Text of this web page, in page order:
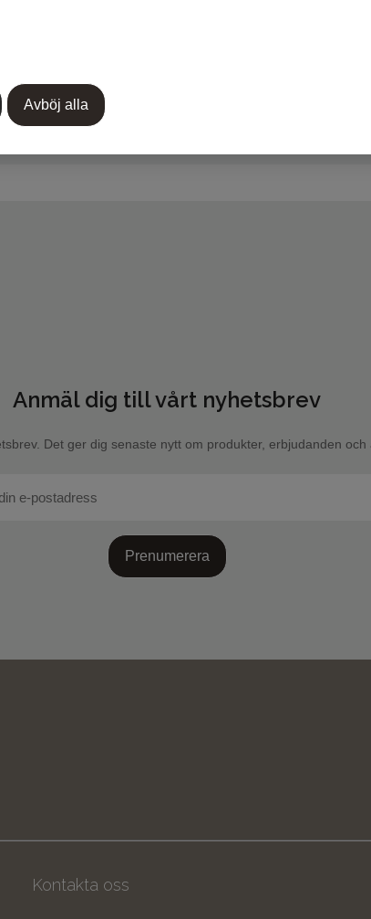
Avböj alla
Anmäl dig till vårt nyhetsbrev
Det ger dig senaste nytt om produkter, erbjudanden
Prenumerera
Kontakta oss